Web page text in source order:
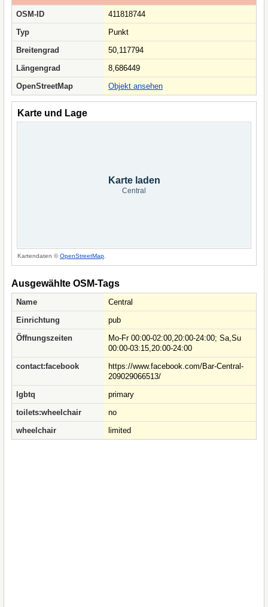
OSM-ID
411818744
Typ
Punkt
Breitengrad
50,117794
Längengrad
8,686449
OpenStreetMap
Objekt ansehen
Karte und Lage
Karte laden
Central
Kartendaten ©OpenStreetMap
Ausgewählte OSM-Tags
Name
Central
Einrichtung
pub
Öffnungszeiten
Mo-Fr 00:00-02:00,20:00-24:00; Sa,Su
00:00-03:15,20:00-24:00
contact:facebook
https://www.facebook.com/Bar-Central-
209029066513/
lgbtq
primary
toilets:wheelchair
no
wheelchair
limited